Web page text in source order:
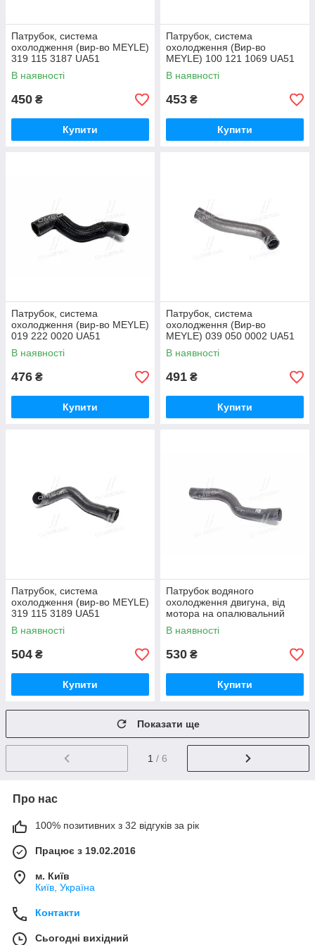
Патрубок, система
охолодження (вир-во MEYLE)
319 115 3187 UA51
В наявності
450 ₴
Купити
Патрубок, система
охолодження (Вир-во
MEYLE) 100 121 1069 UA51
В наявності
453 ₴
Купити
Патрубок, система
охолодження (вир-во MEYLE)
019 222 0020 UA51
В наявності
476 ₴
Купити
Патрубок, система
охолодження (Вир-во
MEYLE) 039 050 0002 UA51
В наявності
491 ₴
Купити
Патрубок, система
охолодження (вир-во MEYLE)
319 115 3189 UA51
В наявності
504 ₴
Купити
Патрубок водяного
охолодження двигуна, від
мотора на опалювальний
вентиль BMW (вир-во FEBI)
37128 UA51
В наявності
530 ₴
Купити
Показати ще
1 / 6
Про нас
100% позитивних з 32 відгуків за рік
Працює з 19.02.2016
м. Київ
Київ, Україна
Контакти
Сьогодні вихідний